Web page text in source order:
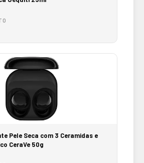
Pele Seca com 3 Ceramidas e
CeraVe 50g